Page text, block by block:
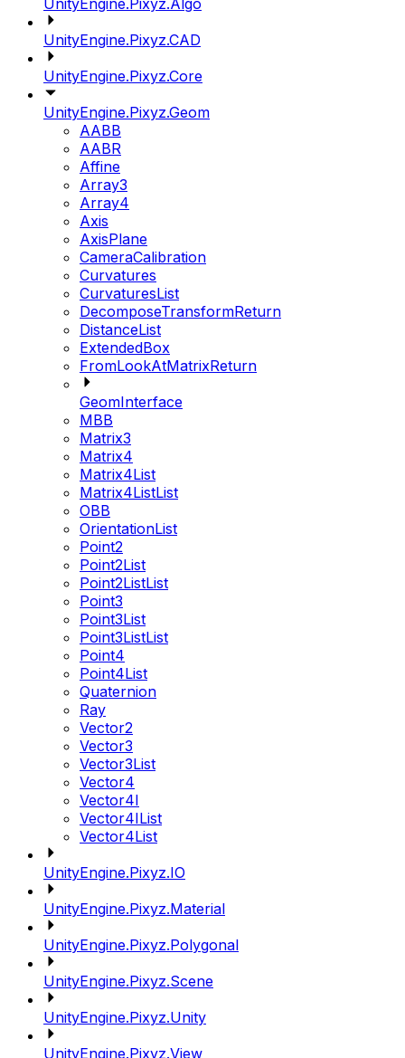
UnityEngine.Pixyz.Algo
UnityEngine.Pixyz.CAD
UnityEngine.Pixyz.Core
UnityEngine.Pixyz.Geom
AABB
AABR
Affine
Array3
Array4
Axis
AxisPlane
CameraCalibration
Curvatures
CurvaturesList
DecomposeTransformReturn
DistanceList
ExtendedBox
FromLookAtMatrixReturn
GeomInterface
MBB
Matrix3
Matrix4
Matrix4List
Matrix4ListList
OBB
OrientationList
Point2
Point2List
Point2ListList
Point3
Point3List
Point3ListList
Point4
Point4List
Quaternion
Ray
Vector2
Vector3
Vector3List
Vector4
Vector4I
Vector4IList
Vector4List
UnityEngine.Pixyz.IO
UnityEngine.Pixyz.Material
UnityEngine.Pixyz.Polygonal
UnityEngine.Pixyz.Scene
UnityEngine.Pixyz.Unity
UnityEngine.Pixyz.View